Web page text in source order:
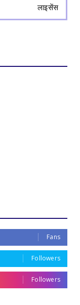
लाइसेंस
Fans
Followers
Followers